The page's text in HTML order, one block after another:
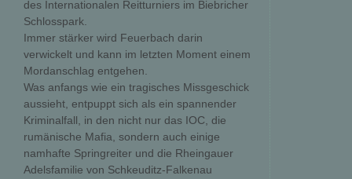
des Internationalen Reitturniers im Biebricher
Schlosspark.
Immer stärker wird Feuerbach darin
verwickelt und kann im letzten Moment einem
Mordanschlag entgehen.
Was anfangs wie ein tragisches Missgeschick
aussieht, entpuppt sich als ein spannender
Kriminalfall, in den nicht nur das IOC, die
rumänische Mafia, sondern auch einige
namhafte Springreiter und die Rheingauer
Adelsfamilie von Schkeuditz-Falkenau